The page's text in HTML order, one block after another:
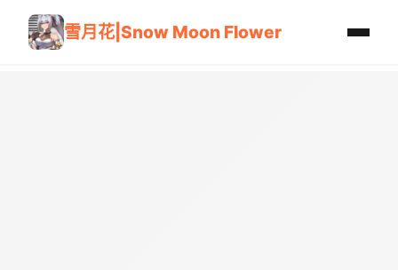
雪月花|Snow Moon Flower